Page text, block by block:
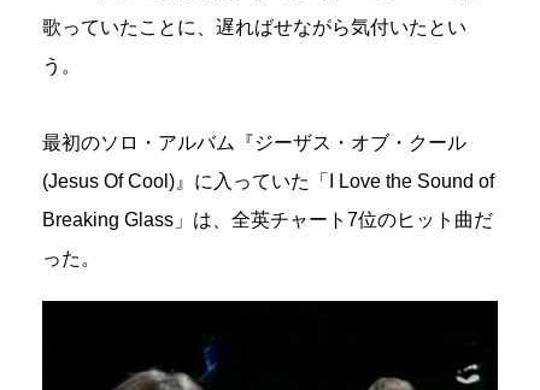
歌っていたことに、遅ればせながら気付いたとい
う。
最初のソロ・アルバム『ジーザス・オブ・クール
(Jesus Of Cool)』に入っていた「I Love the Sound of
Breaking Glass」は、全英チャート7位のヒット曲だ
った。